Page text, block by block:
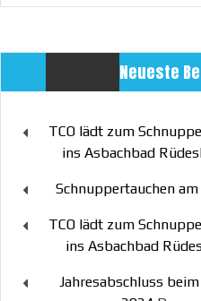
Neueste
TCO lädt zum
ins Asbachbad
Schnuppertauchen
TCO lädt zum
ins Asbachbad
Jahresabschluss